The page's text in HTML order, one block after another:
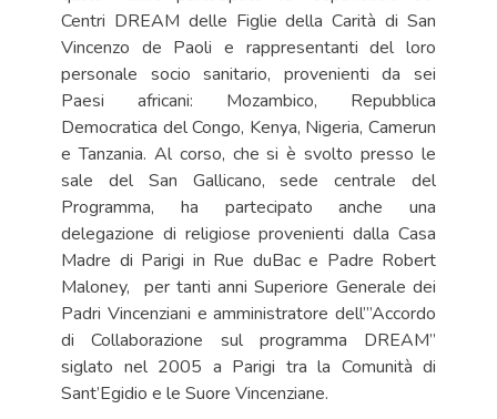
Centri DREAM delle Figlie della Carità di San
Vincenzo de Paoli e rappresentanti del loro
personale socio sanitario, provenienti da sei
Paesi africani: Mozambico, Repubblica
Democratica del Congo, Kenya, Nigeria, Camerun
e Tanzania. Al corso, che si è svolto presso le
sale del San Gallicano, sede centrale del
Programma, ha partecipato anche una
delegazione di religiose provenienti dalla Casa
Madre di Parigi in Rue duBac e Padre Robert
Maloney, per tanti anni Superiore Generale dei
Padri Vincenziani e amministratore dell’”Accordo
di Collaborazione sul programma DREAM”
siglato nel 2005 a Parigi tra la Comunità di
Sant’Egidio e le Suore Vincenziane.